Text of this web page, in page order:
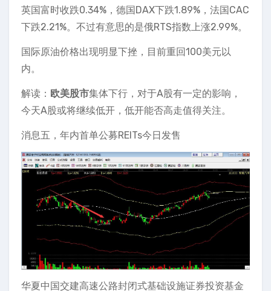
英国富时收跌0.34%，德国DAX下跌1.89%，法国CAC
下跌2.21%。不过有意思的是俄RTS指数上涨2.99%。
国际原油价格出现明显下挫，目前重回100美元以
内。
解读： 欧美股市集体下行，对于A股有一定的影响，
今天A股或将继续低开，低开能否高走值得关注。
消息五，年内首单公募REITs今日发售
华夏中国交建高速公路封闭式基础设施证券投资基金